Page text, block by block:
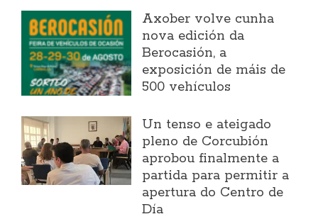
Axober volve cunha
nova edición da
Berocasión, a
exposición de máis de
500 vehículos
Un tenso e ateigado
pleno de Corcubión
aprobou finalmente a
partida para permitir a
apertura do Centro de
Día